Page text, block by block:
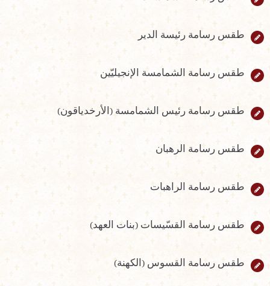
طقس رسامة رئيسة الدير
طقس رسامة الشمامسة الإنجيليّين
طقس رسامة رئيس الشمامسة (الأرخدياقون)
طقس رسامة الرهبان
طقس رسامة الراهبات
طقس رسامة القسّيسات (بنات العهد)
طقس رسامة القسوس (الكهنة)